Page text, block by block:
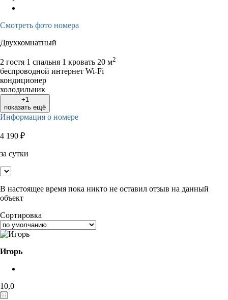
Смотреть фото номера
Двухкомнатный
2 гостя 1 спальня 1 кровать 20 м2
беспроводной интернет Wi-Fi
кондиционер
холодильник
+1
показать ещё
Информация о номере
4 190 ₽
за сутки
В настоящее время пока никто не оставил отзыв на данный
объект
Сортировка
Игорь
10,0